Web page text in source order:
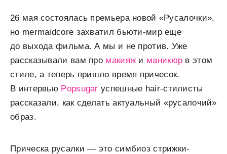
26 мая состоялась премьера новой «Русалочки»,
но mermaidcore захватил бьюти-мир еще
до выхода фильма. А мы и не против. Уже
рассказывали вам про макияж и маникюр в этом
стиле, а теперь пришло время причесок.
В интервью Popsugarуспешные hair-стилисты
рассказали, как сделать актуальный «русалочий»
образ.
Прическа русалки — это симбиоз стрижки-